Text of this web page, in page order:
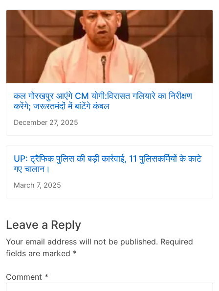
कल गोरखपुर आएंगे CM योगी:विरासत गलियारे का निरीक्षण
करेंगे; जरूरतमंदों में बांटेंगे कंबल
December 27, 2025
UP: ट्रैफिक पुलिस की बड़ी कार्रवाई, 11 पुलिसकर्मियों के काटे
गए चालान।
March 7, 2025
Leave a Reply
Your email address will not be published. Required
fields are marked *
Comment *